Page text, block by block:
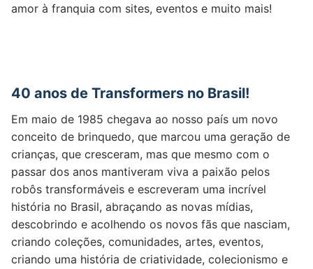
amor à franquia com sites, eventos e muito mais!
40 anos de Transformers no Brasil!
Em maio de 1985 chegava ao nosso país um novo
conceito de brinquedo, que marcou uma geração de
crianças, que cresceram, mas que mesmo com o
passar dos anos mantiveram viva a paixão pelos
robôs transformáveis e escreveram uma incrível
história no Brasil, abraçando as novas mídias,
descobrindo e acolhendo os novos fãs que nasciam,
criando coleções, comunidades, artes, eventos,
criando uma história de criatividade, colecionismo e